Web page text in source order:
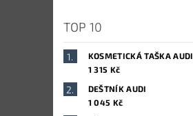
TOP 10
KOSMETICKÁ TAŠKA AUDI
1 315 Kč
DEŠTNÍK AUDI
1 045 Kč